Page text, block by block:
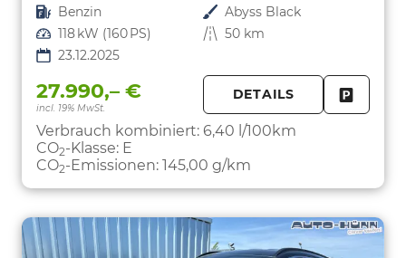
Kraftstoff Benzin Außenfarbe Abyss Black
Leistung 118 kW (160 PS) Kilometerstand 50 km
23.12.2025
27.990,– €
incl. 19% MwSt.
DETAILS
Verbrauch kombiniert: 6,40 l/100km
CO2-Klasse: E
CO2-Emissionen: 145,00 g/km